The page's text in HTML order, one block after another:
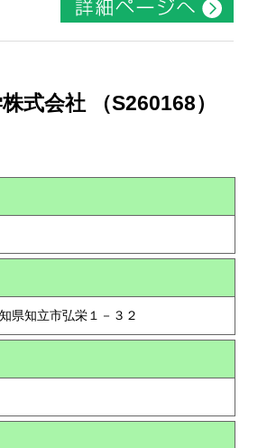
式会社 （S260168）
県知立市弘栄１－３２